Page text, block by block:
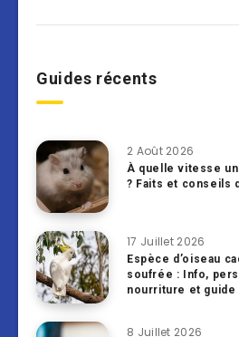
Guides récents
2 Août 2026
À quelle vitesse
? Faits et conseils
17 Juillet 2026
Espèce d’oiseau
soufrée : Info,
nourriture et guide
8 Juillet 2026